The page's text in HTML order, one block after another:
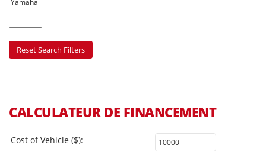
Reset Search Filters
CALCULATEUR DE FINANCEMENT
Cost of Vehicle ($):